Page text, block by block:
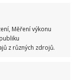
Měření výkonu
z různých zdrojů.
dřevěných
smontovala.
horní